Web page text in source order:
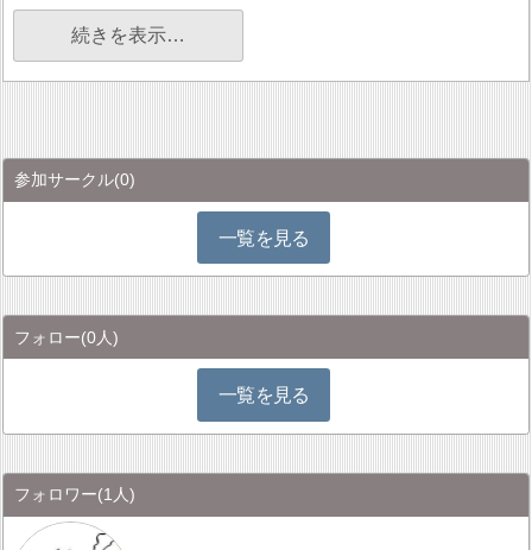
続きを表示…
参加サークル(0)
一覧を見る
フォロー(0人)
一覧を見る
フォロワー(1人)